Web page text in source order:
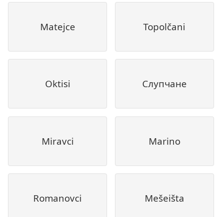
Matejce Topolčani
Oktisi Слупчане
Miravci Marino
Romanovci Mešeišta